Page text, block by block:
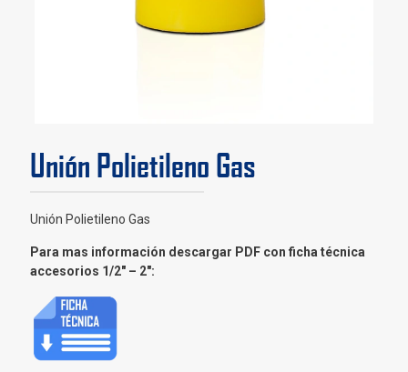
Unión Polietileno Gas
Unión Polietileno Gas
Para mas información descargar PDF con ficha técnica
accesorios 1/2″ – 2″: